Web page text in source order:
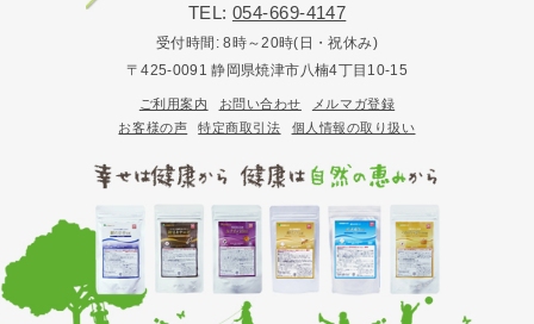
TEL: 054-669-4147
受付時間:8時～20時(日・祝休み)
〒425-0091 静岡県焼津市八楠4丁目10-15
ご利用案内 お問い合わせ
メルマガ登録
お客様の声
特定商取引法 個人情報の取り扱い